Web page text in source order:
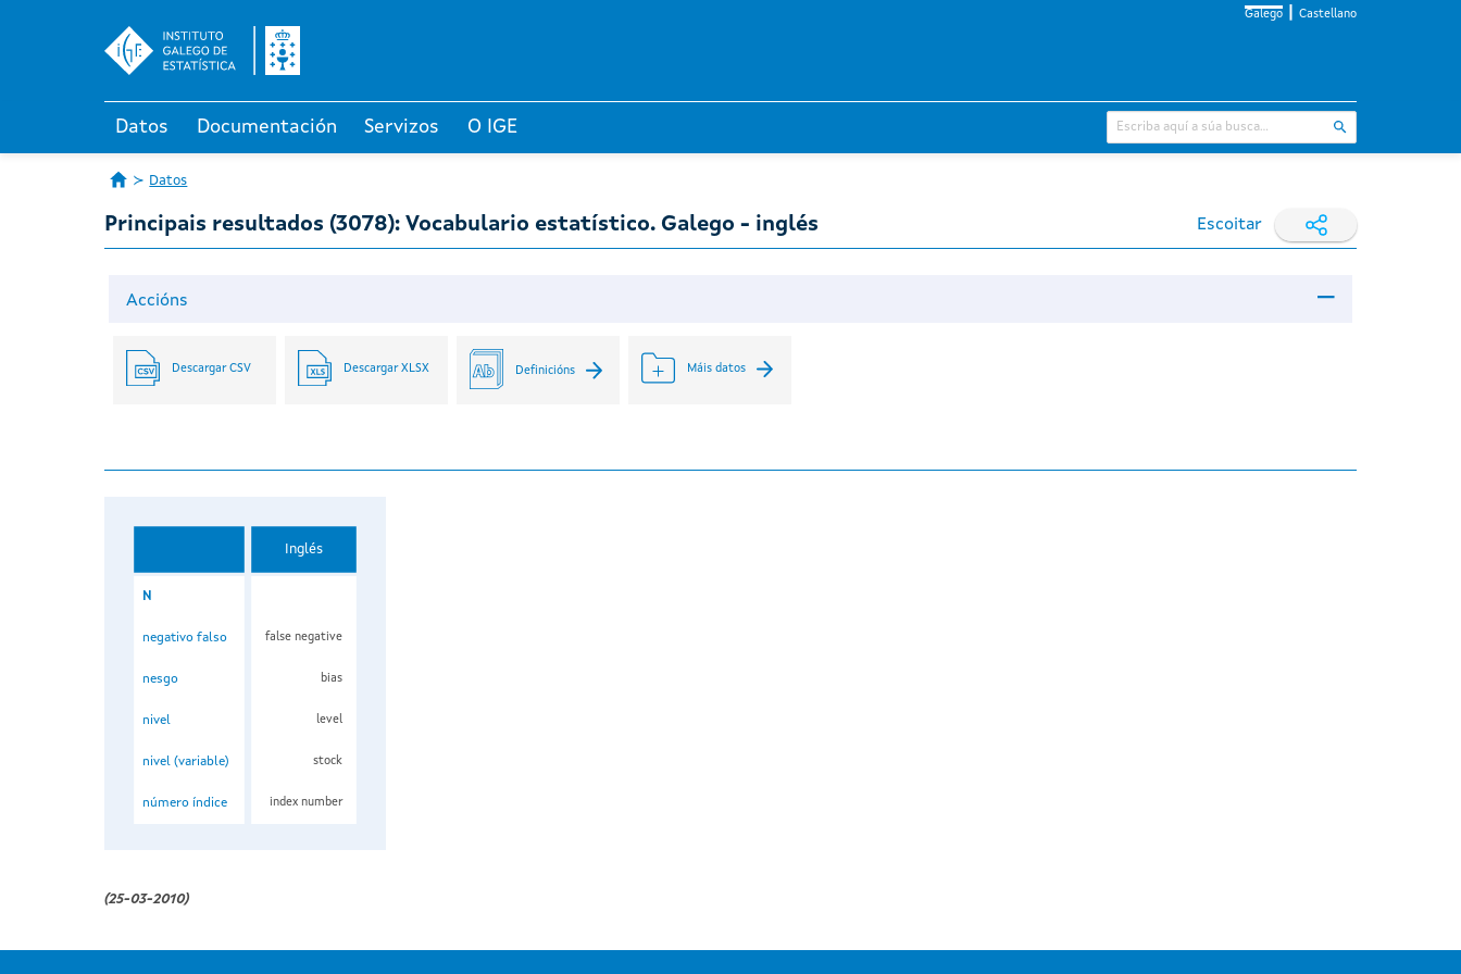
Galego Castellano
Datos Documentación Servizos O IGE
Datos
Principais resultados (3078): Vocabulario estatístico. Galego - inglés Escoitar
Accións
Descargar CSV Descargar XLSX Definicións Máis datos
Inglés
N
negativo falso false negative
nesgo bias
nivel level
nivel (variable) stock
número índice index number
(25-03-2010)